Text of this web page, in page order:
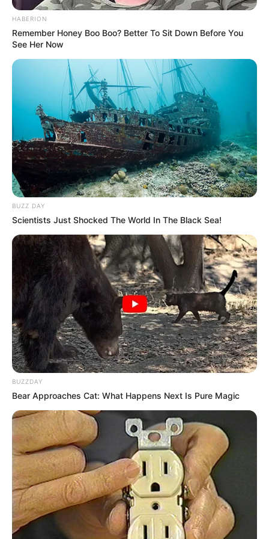
Pemain
Akting
HABERION
Remember Honey Boo Boo? Better To Sit Down Before You
See Her Now
BUZZ DAY
Scientists Just Shocked The World In The Black Sea!
BUZZDAY
Bear Approaches Cat: What Happens Next Is Pure Magic